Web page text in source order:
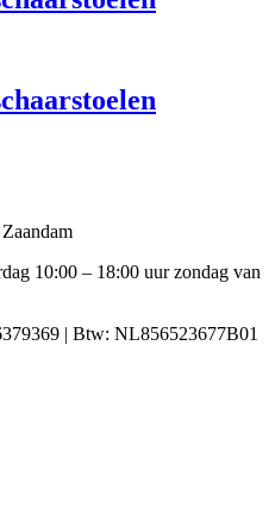
10:00 – 18:00 uur zondag van
| Btw: NL856523677B01